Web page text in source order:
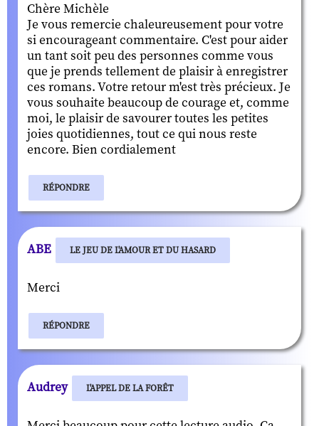
Chère Michèle
Je vous remercie chaleureusement pour votre
si encourageant commentaire. C'est pour aider
un tant soit peu des personnes comme vous
que je prends tellement de plaisir à enregistrer
ces romans. Votre retour m'est très précieux. Je
vous souhaite beaucoup de courage et, comme
moi, le plaisir de savourer toutes les petites
joies quotidiennes, tout ce qui nous reste
encore. Bien cordialement
RÉPONDRE
ABE LE JEU DE L'AMOUR ET DU HASARD
Merci
RÉPONDRE
Audrey L'APPEL DE LA FORÊT